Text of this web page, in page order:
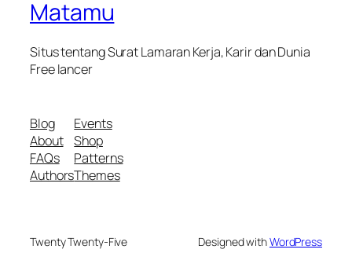
Matamu
Situs tentang Surat Lamaran Kerja, Karir dan Dunia
Free lancer
Blog
About
FAQs
Authors
Events
Shop
Patterns
Themes
Twenty Twenty-Five Designed withWordPress